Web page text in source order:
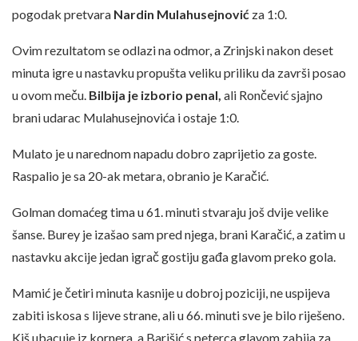
pogodak pretvara Nardin Mulahusejnović za 1:0.
Ovim rezultatom se odlazi na odmor, a Zrinjski nakon deset
minuta igre u nastavku propušta veliku priliku da završi posao
u ovom meču. Bilbija je izborio penal, ali Rončević sjajno
brani udarac Mulahusejnovića i ostaje 1:0.
Mulato je u narednom napadu dobro zaprijetio za goste.
Raspalio je sa 20-ak metara, obranio je Karačić.
Golman domaćeg tima u 61. minuti stvaraju još dvije velike
šanse. Burey je izašao sam pred njega, brani Karačić, a zatim u
nastavku akcije jedan igrač gostiju gađa glavom preko gola.
Mamić je četiri minuta kasnije u dobroj poziciji, ne uspijeva
zabiti iskosa s lijeve strane, ali u 66. minuti sve je bilo riješeno.
Kiš ubacuje iz kornera, a Barišić s peterca glavom zabija za